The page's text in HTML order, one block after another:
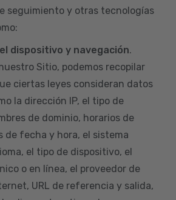
seguimiento y otras tecnologías
dispositivo y navegación.
Sitio, podemos recopilar
ciertas leyes consideran datos
la dirección IP, el tipo de
de dominio, horarios de
de fecha y hora, el sistema
el tipo de dispositivo, el
o en línea, el proveedor de
URL de referencia y salida,